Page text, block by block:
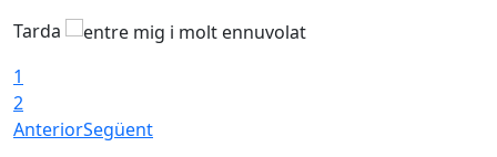
Tarda
1
2
AnteriorSegüent